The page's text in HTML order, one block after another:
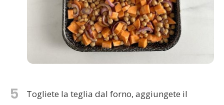
5
Togliete la teglia dal forno, aggiungete il